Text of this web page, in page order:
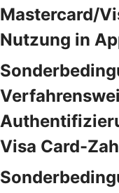
Mastercard/
Nutzung in
Visa Card-